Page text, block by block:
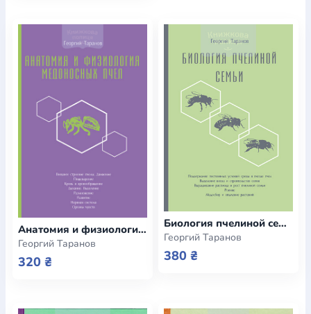
Анатомия и физиология медоносных пчел
Георгий Таранов
320 ₴
Биология пчелиной семьи
Георгий Таранов
380 ₴